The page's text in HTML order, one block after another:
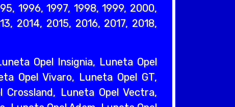
1996, 1997, 1998, 1999, 2000,
2014, 2015, 2016, 2017, 2018,
Opel Insignia, Luneta Opel
Opel Vivaro, Luneta Opel GT,
Crossland, Luneta Opel Vectra,